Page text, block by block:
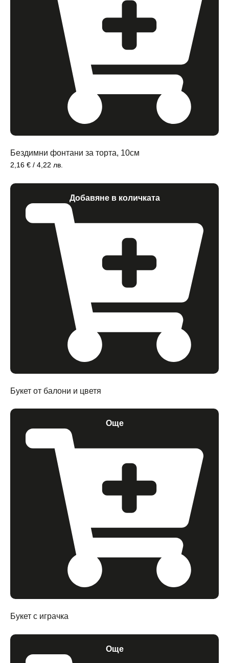
Бездимни фонтани за торта, 10см
2,16 € / 4,22 лв.
Добавяне в количката
Букет от балони и цветя
Още
Букет с играчка
Още